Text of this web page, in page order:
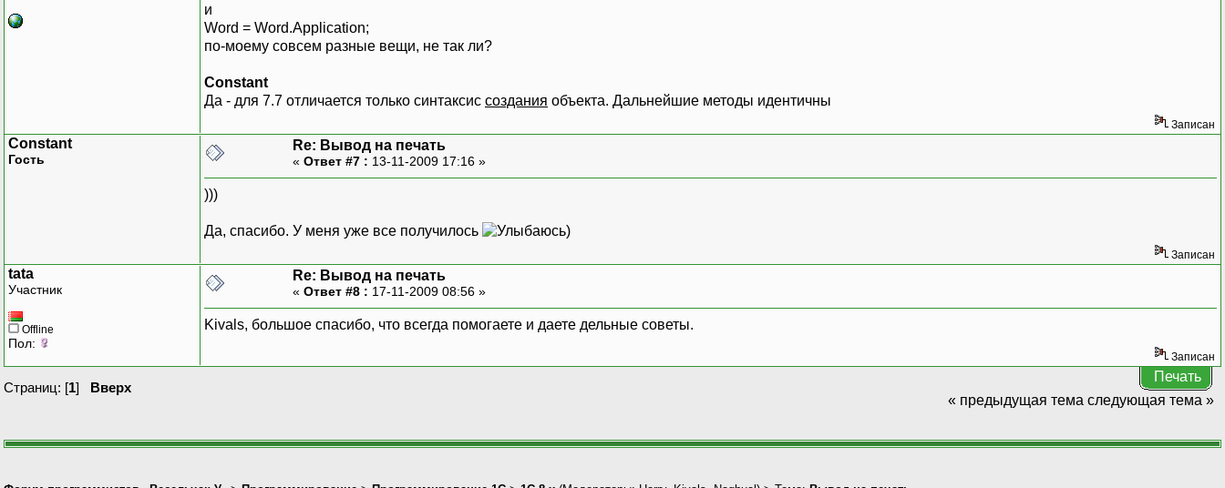
и
Word = Word.Application;
по-моему совсем разные вещи, не так ли?
Constant
Да - для 7.7 отличается только синтаксис создания объекта. Дальнейшие методы идентичны
Записан
Constant
Гость
Re: Вывод на печать
« Ответ #7 : 13-11-2009 17:16 »
)))
Да, спасибо. У меня уже все получилось )
Записан
tata
Участник
Offline
Пол:
Re: Вывод на печать
« Ответ #8 : 17-11-2009 08:56 »
Kivals, большое спасибо, что всегда помогаете и даете дельные советы.
Записан
Страниц: [1] Вверх
Печать
« предыдущая тема следующая тема »